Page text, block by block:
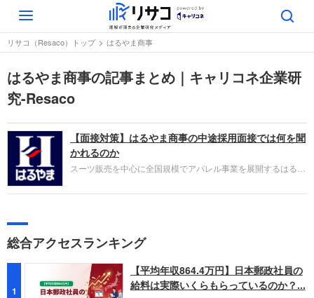
Toggle
navigation
リサコ（Resaco）トップ はるやま商事
はるやま商事の記事まとめ｜キャリコネ企業研
究-Resaco
【面接対策】はるやま商事の中途採用面接では何を聞
かれるのか
スーツ販売を中心に全国規模でアパレル事業を展開するはるや
これまでの成果を具体的に問われるほか、キャリアシートだけ
対策をすすめましょう。
総合アクセスランキング
1
【平均年収864.4万円】日本郵政社員の
給料は実際いくらもらっているのか？...